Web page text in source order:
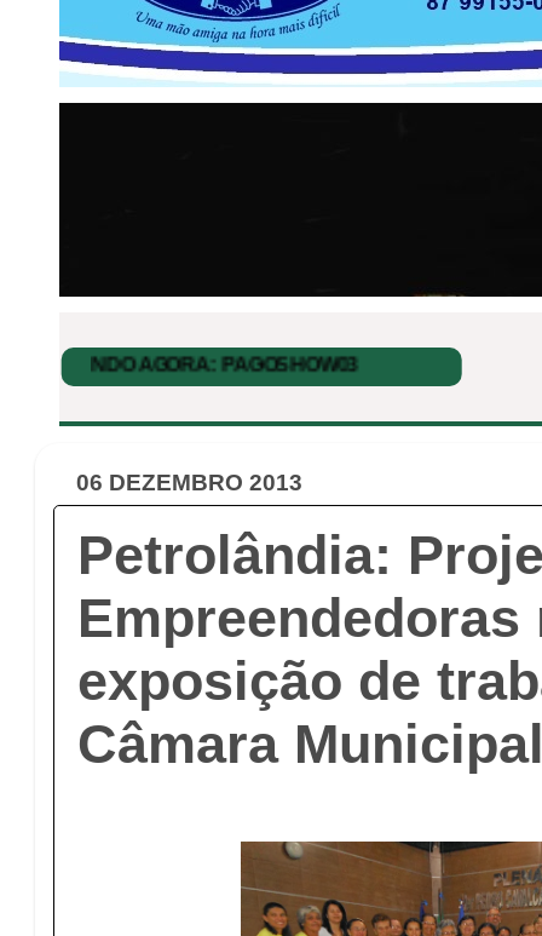
06 DEZEMBRO 2013
Petrolândia:
Empreendedoras
exposição de
Câmara